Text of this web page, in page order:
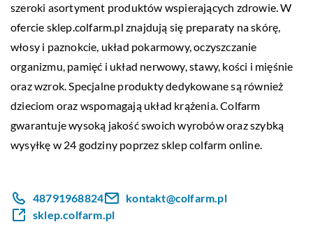
szeroki asortyment produktów wspierających zdrowie. W
ofercie sklep.colfarm.pl znajdują się preparaty na skórę,
włosy i paznokcie, układ pokarmowy, oczyszczanie
organizmu, pamięć i układ nerwowy, stawy, kości i mięśnie
oraz wzrok. Specjalne produkty dedykowane są również
dzieciom oraz wspomagają układ krążenia. Colfarm
gwarantuje wysoką jakość swoich wyrobów oraz szybką
wysyłkę w 24 godziny poprzez sklep colfarm online.
48791968824
kontakt@colfarm.pl
sklep.colfarm.pl